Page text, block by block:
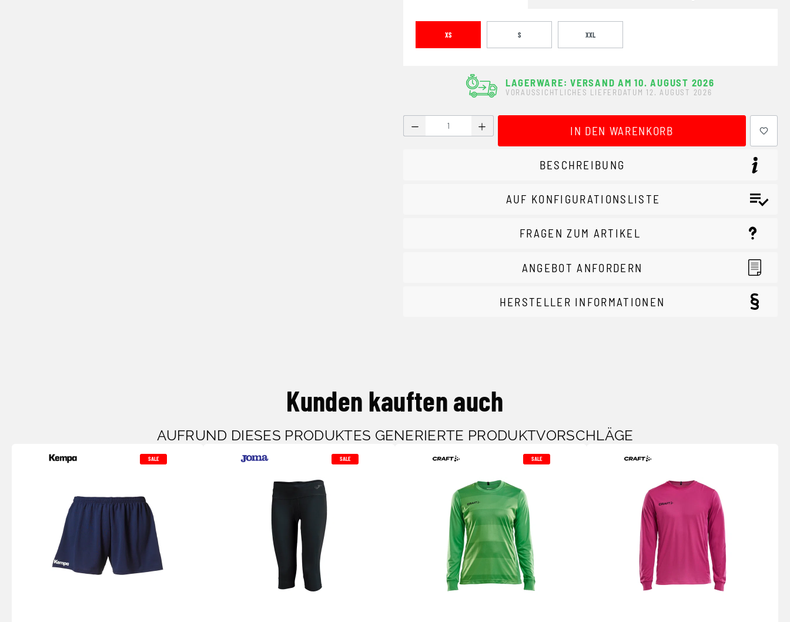
XS S XXL
LAGERWARE: VERSAND AM 10. AUGUST 2026
VORAUSSICHTLICHES LIEFERDATUM 12. AUGUST 2026
Produkt Anzahl: Gib den gewünschten Wert ein oder benutze die Schaltflächen
IN DEN WARENKORB
BESCHREIBUNG
AUF KONFIGURATIONSLISTE
FRAGEN ZUM ARTIKEL
ANGEBOT ANFORDERN
HERSTELLER INFORMATIONEN
Kunden kauften auch
AUFRUND DIESES PRODUKTES GENERIERTE PRODUKTVORSCHLÄGE
SALE SALE SALE